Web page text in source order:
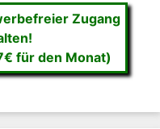
Zugang
für den Monat)